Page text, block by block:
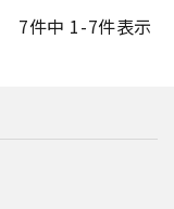
7件中 1-7件表示